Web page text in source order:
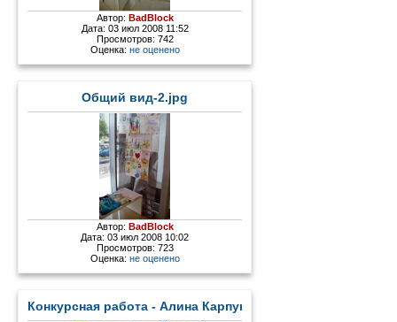
Автор: BadBlock
Дата: 03 июл 2008 11:52
Просмотров: 742
Оценка: не оценено
Общий вид-2.jpg
Автор: BadBlock
Дата: 03 июл 2008 10:02
Просмотров: 723
Оценка: не оценено
Конкурсная работа - Алина Карпунькина.jpg